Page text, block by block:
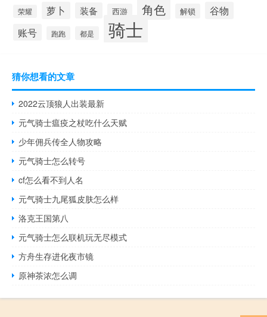
荣耀 萝卜 装备 西游 角色 解锁 谷物
账号 跑跑 都是 骑士
猜你想看的文章
2022云顶狼人出装最新
元气骑士瘟疫之杖吃什么天赋
少年佣兵传全人物攻略
元气骑士怎么转号
cf怎么看不到人名
元气骑士九尾狐皮肤怎么样
洛克王国第八
元气骑士怎么联机玩无尽模式
方舟生存进化夜市镜
原神茶浓怎么调